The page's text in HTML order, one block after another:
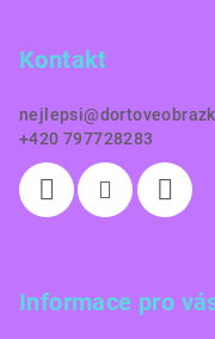
Kontakt
nejlepsi@
+420 797728283
Informace pro